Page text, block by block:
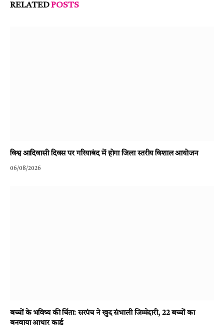
RELATEDPOSTS
विश्व आदिवासी दिवस पर गरियाबंद में होगा जिला स्तरीय विशाल आयोजन
06/08/2026
बच्चों के भविष्य की चिंता: सरपंच ने खुद संभाली जिम्मेदारी, 22 बच्चों का
बनवाया आधार कार्ड